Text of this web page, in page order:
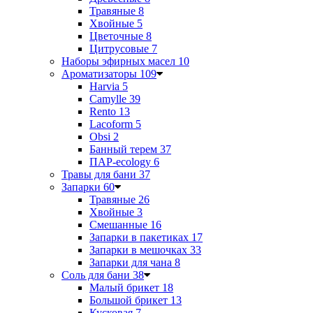
Травяные 8
Хвойные 5
Цветочные 8
Цитрусовые 7
Наборы эфирных масел 10
Ароматизаторы 109
Harvia 5
Camylle 39
Rento 13
Lacoform 5
Obsi 2
Банный терем 37
ПАР-ecology 6
Травы для бани 37
Запарки 60
Травяные 26
Хвойные 3
Смешанные 16
Запарки в пакетиках 17
Запарки в мешочках 33
Запарки для чана 8
Соль для бани 38
Малый брикет 18
Большой брикет 13